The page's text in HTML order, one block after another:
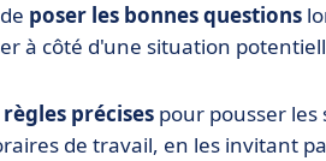
poser les bonnes questions
à côté d'une situation
règles précises pour pousser les
de travail, en les invitant